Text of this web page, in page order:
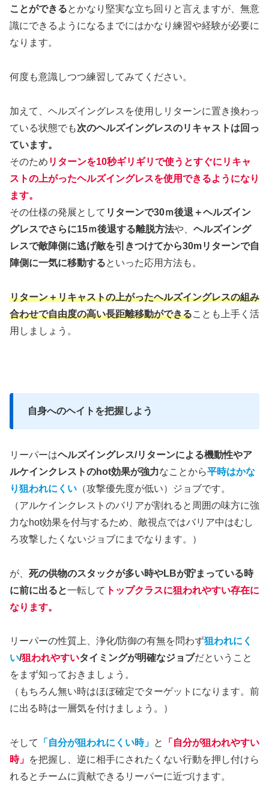
ことができるとかなり堅実な立ち回りと言えますが、無意
識にできるようになるまでにはかなり練習や経験が必要に
なります。
何度も意識しつつ練習してみてください。
加えて、ヘルズイングレスを使用しリターンに置き換わっ
ている状態でも次のヘルズイングレスのリキャストは回っ
ています。
そのため リターンを10秒ギリギリで使うとすぐにリキャ
ストの上がったヘルズイングレスを使用できるようになり
ます。
その仕様の発展として リターンで30ｍ後退＋ヘルズイン
グレスでさらに15ｍ後退する離脱方法や、 ヘルズイング
レスで敵陣側に逃げ敵を引きつけてから30mリターンで自
陣側に一気に移動するといった応用方法も。
リターン＋リキャストの上がったヘルズイングレスの組み
合わせで自由度の高い長距離移動ができることも上手く活
用しましょう。
自身へのヘイトを把握しよう
リーパーはヘルズイングレス/リターンによる機動性やア
ルケインクレストのhot効果が強力なことから平時はかな
り狙われにくい （攻撃優先度が低い）ジョブです。
（アルケインクレストのバリアが割れると周囲の味方に強
力なhot効果を付与するため、敵視点ではバリア中はむし
ろ攻撃したくないジョブにまでなります。）
が、 死の供物のスタックが多い時やLBが貯まっている時
に前に出ると一転して トップクラスに狙われやすい存在に
なります。
リーパーの性質上、浄化/防御の有無を問わず狙われにく
い/狙われやすいタイミングが明確なジョブだということ
をまず知っておきましょう。
（もちろん無い時はほぼ確定でターゲットになります。前
に出る時は一層気を付けましょう。）
そして 「自分が狙われにくい時」 と
「自分が狙われやすい
時」 を把握し、逆に相手にされたくない行動を押し付けら
れるとチームに貢献できるリーパーに近づけます。